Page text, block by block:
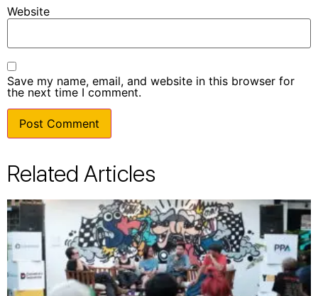
Website
Save my name, email, and website in this browser for
the next time I comment.
Related Articles